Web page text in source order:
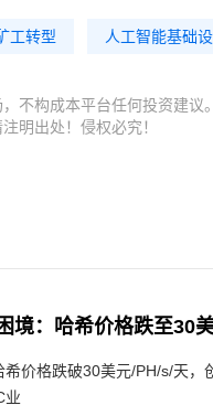
工转型 人工智能基础
不构成本平台任何投资建
明出处！侵权必究！
境：哈希价格跌至30
价格跌破30美元/PH/s/天，
业